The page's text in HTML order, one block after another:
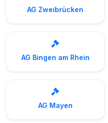
AG Zweibrücken
AG Bingen am Rhein
AG Mayen